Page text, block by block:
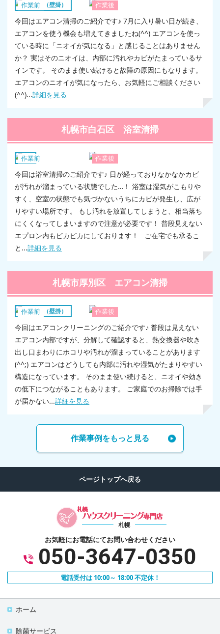
作業前 作業後
エアコン（壁掛）
今回はエアコン清掃のご紹介です♪ 7月に入り暑い日が続き、
エアコンを使う機会も増えてきましたね(^^) エアコンを使っ
ている時に「ニオイが気になる」と感じることはありません
か？ 実はそのニオイは、内部に汚れやカビがたまっているサ
インです。 そのまま使い続けると故障の原因にもなります。
エアコンのニオイが気になったら、お気軽にご相談ください
(^^)...詳細を見る
札幌市白石区 浴室清掃
作業前 作業後
浴室
今回は浴室清掃のご紹介です♪ 日が経っておりなかなかカビ
が汚れが溜まっている状態でした…！ 浴室は湿気がこもりや
すく、空室の状態でも気づかないうちにカビが発生し、広が
りやすい場所です。 もし汚れを放置してしまうと、相当落ち
にくくなってしまいますので注意が必要です！ 普段見えない
エプロン内もピカピカにしております！ ご在宅でも承るこ
と...詳細を見る
札幌市厚別区 エアコン清掃
作業前 作業後
エアコン（壁掛）
今回はエアコンクリーニングのご紹介です♪ 普段は見えない
エアコン内部ですが、分解して確認すると、熱交換器や吹き
出し口まわりにホコリや汚れが溜まっていることがあります
(^^;) エアコンはどうしても内部に汚れや湿気がたまりやすい
構造になっています。 そのまま使い続けると、ニオイや効き
の低下につながることもあります。 ご家庭でのお掃除では手
が届かない...詳細を見る
作業事例をもっと見る
札幌
お気軽にお電話にてお問い合わせください
050-3647-0350
電話受付は 10:00～ 18:00 不定休！
ホーム
除菌サービス